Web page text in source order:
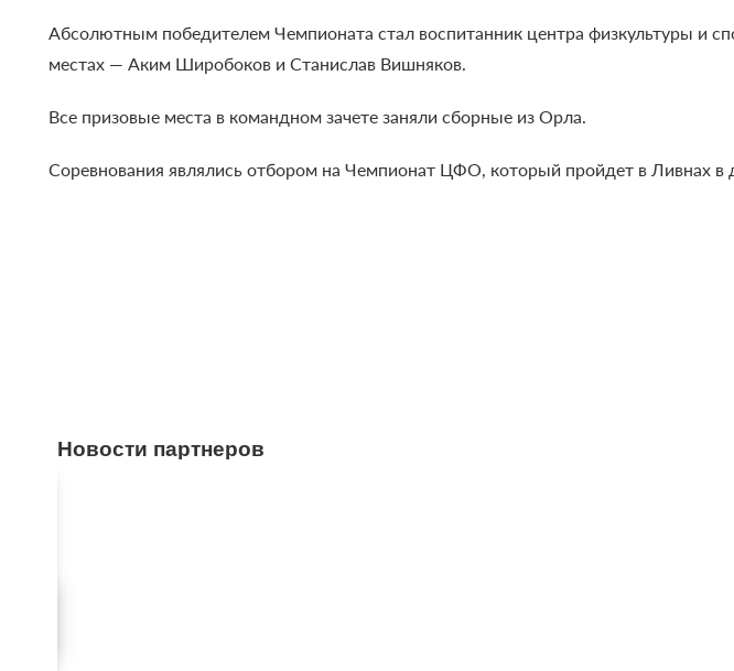
Абсолютным победителем Чемпионата стал воспитанник центра физкультуры и
местах — Аким Широбоков и Станислав Вишняков.
Все призовые места в командном зачете заняли сборные из Орла.
Соревнования являлись отбором на Чемпионат ЦФО, который пройдет в Ливнах в
Новости партнеров